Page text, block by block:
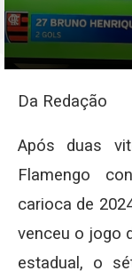
Da Redação
Após duas
Flamengo
carioca de
venceu o jogo
estadual, o